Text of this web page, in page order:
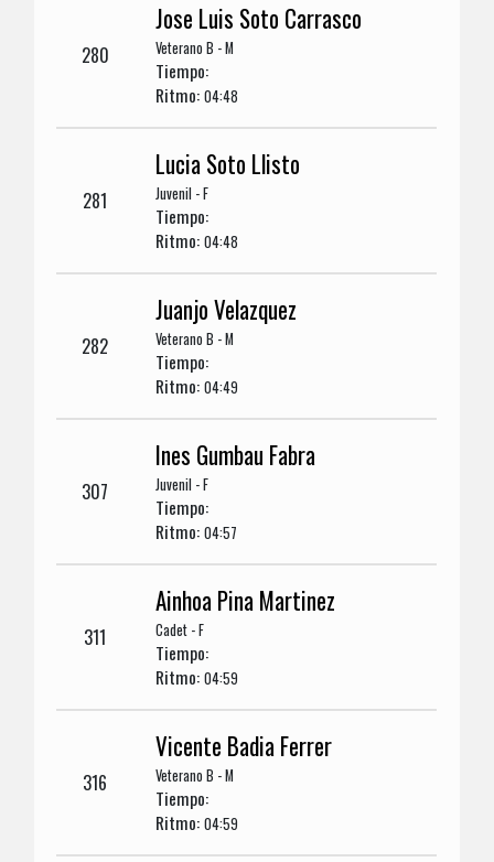
280
Jose Luis Soto Carrasco
Veterano B - M
Tiempo:
Ritmo:04:48
281
Lucia Soto Llisto
Juvenil - F
Tiempo:
Ritmo:04:48
282
Juanjo Velazquez
Veterano B - M
Tiempo:
Ritmo:04:49
307
Ines Gumbau Fabra
Juvenil - F
Tiempo:
Ritmo:04:57
311
Ainhoa Pina Martinez
Cadet - F
Tiempo:
Ritmo:04:59
316
Vicente Badia Ferrer
Veterano B - M
Tiempo:
Ritmo:04:59